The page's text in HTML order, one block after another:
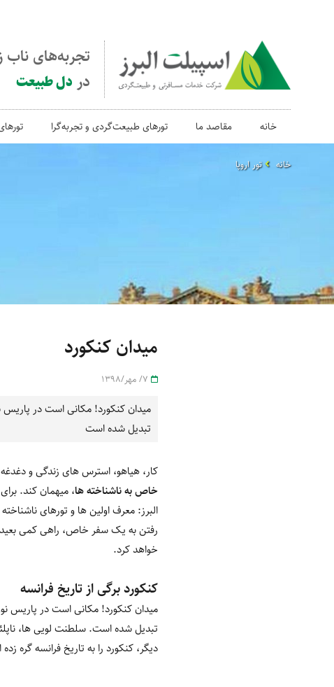
تجربه‌های ناب
در دل طبیعت
خانه مقاصد ما تورهای طبیعت‌گردی و تجربه‌گرا
خانه تور اروپا
میدان کنکورد
میدان کنکورد! مکانی است در
تبدیل شده است
کار، هیاهو، استرس های زندگی و
خاص به ناشناخته ها، میهمان کند.
البرز: معرف اولین ها و تورهای
رفتن به یک سفر خاص، راهی کمی بعید
خواهد کرد.
کنکورد برگی از تاریخ فرانسه
میدان کنکورد! مکانی است در پاریس
تبدیل شده است. سلطنت لویی ها،
دیگر، کنکورد را به تاریخ فرانسه گره